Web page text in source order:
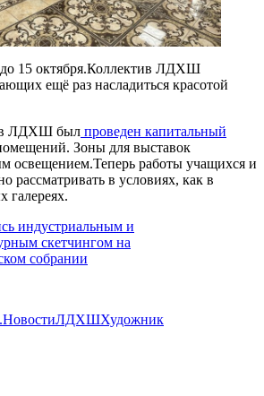
15 октября.Коллектив ЛДХШ
ещё раз насладиться красотой
в ЛДХШ был проведен капитальный
Зоны для выставок
освещением.Теперь работы учащихся и
рассматривать в условиях, как в
галереях.
индустриальным и
скетчингом на
собрании
ЛДХШХудожник